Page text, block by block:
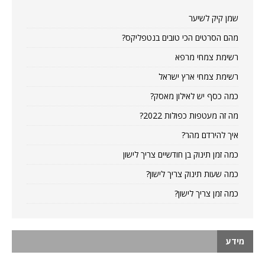
שמן קיק לשיער
מהם הסרטים הכי טובים בנטפליקס?
רשימת צמחי מרפא
רשימת צמחי ארץ ישראל
כמה כסף יש לאילון מאסק?
מה זה מעטפות כפולות 2022?
איך להירדם מהר?
כמה זמן תינוק בן חודשיים צריך לישון
כמה שעות תינוק צריך לישון?
כמה זמן צריך לישון?
מידע